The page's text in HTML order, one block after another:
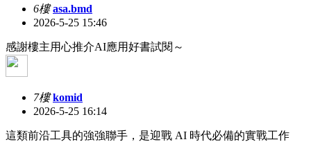
6樓 asa.bmd
2026-5-25 15:46
感謝樓主用心推介AI應用好書試閱～
7樓 komid
2026-5-25 16:14
這類前沿工具的強強聯手，是迎戰 AI 時代必備的實戰工作